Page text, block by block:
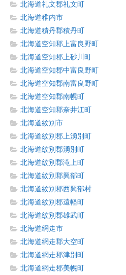
北海道礼文郡礼文町
北海道稚内市
北海道積丹郡積丹町
北海道空知郡上富良野町
北海道空知郡上砂川町
北海道空知郡中富良野町
北海道空知郡南富良野町
北海道空知郡南幌町
北海道空知郡奈井江町
北海道紋別市
北海道紋別郡上湧別町
北海道紋別郡湧別町
北海道紋別郡滝上町
北海道紋別郡興部町
北海道紋別郡西興部村
北海道紋別郡遠軽町
北海道紋別郡雄武町
北海道網走市
北海道網走郡大空町
北海道網走郡津別町
北海道網走郡美幌町